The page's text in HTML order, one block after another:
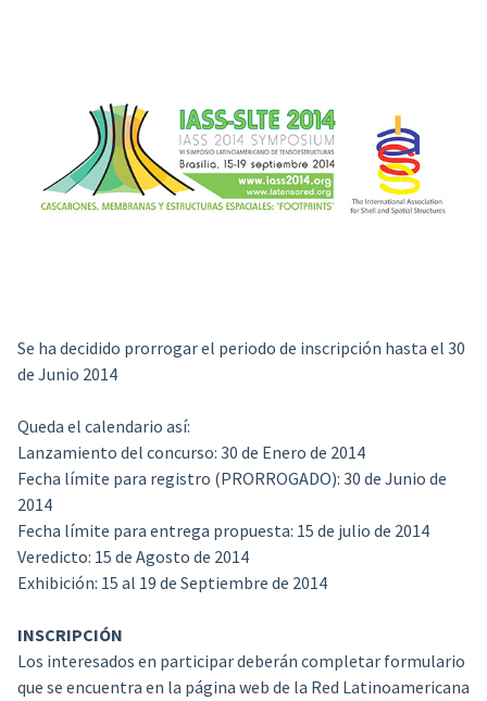
Se ha decidido prorrogar el periodo de inscripción hasta el 30
de Junio 2014
Queda el calendario así:
Lanzamiento del concurso: 30 de Enero de 2014
Fecha límite para registro (PRORROGADO): 30 de Junio de
2014
Fecha límite para entrega propuesta: 15 de julio de 2014
Veredicto: 15 de Agosto de 2014
Exhibición: 15 al 19 de Septiembre de 2014
INSCRIPCIÓN
Los interesados en participar deberán completar formulario
que se encuentra en la página web de la Red Latinoamericana